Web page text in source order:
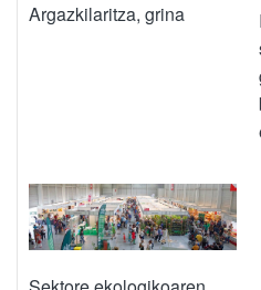
Argazkilaritza, grina